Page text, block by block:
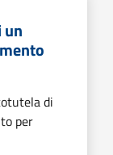
di
per